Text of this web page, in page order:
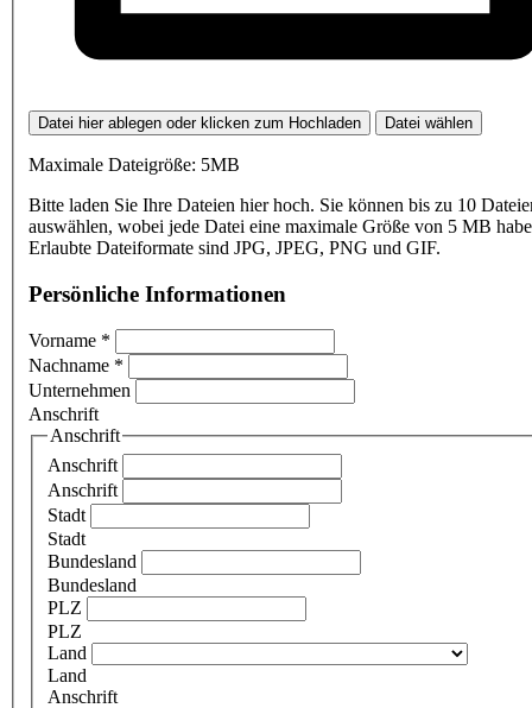
Datei hier ablegen oder klicken zum Hochladen Datei wählen
Maximale Dateigröße: 5MB
Bitte laden Sie Ihre Dateien hier hoch. Sie können bis zu 10
auswählen, wobei jede Datei eine maximale Größe von 5 MB
Erlaubte Dateiformate sind JPG, JPEG, PNG und GIF.
Persönliche Informationen
Vorname *
Nachname *
Unternehmen
Anschrift
Anschrift
Anschrift
Anschrift
Stadt
Stadt
Bundesland
Bundesland
PLZ
PLZ
Land
Land
Anschrift